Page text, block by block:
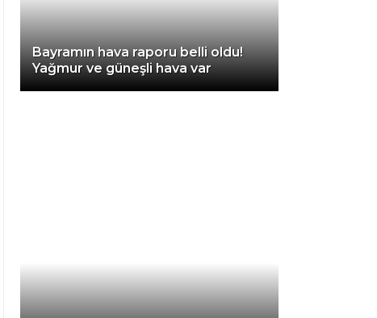
Instagram
Bayramın hava raporu belli oldu!
Yağmur ve güneşli hava var